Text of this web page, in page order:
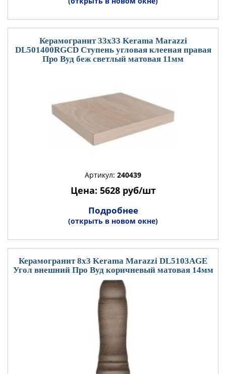
Керамогранит 33x33 Kerama Marazzi
DL501400RGCD Ступень угловая клееная правая
Про Вуд беж светлый матовая 11мм
Артикул: 240439
Цена: 5628 руб/шт
Подробнее
(открыть в новом окне)
Керамогранит 8x3 Kerama Marazzi DL5103AGE
Угол внешний Про Вуд коричневый матовая 14мм